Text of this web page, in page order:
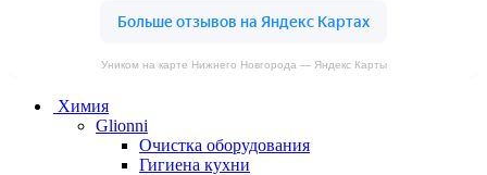
Уником на карте Нижнего Новгорода — Яндекс Карты
Химия
Glionni
Очистка оборудования
Гигиена кухни